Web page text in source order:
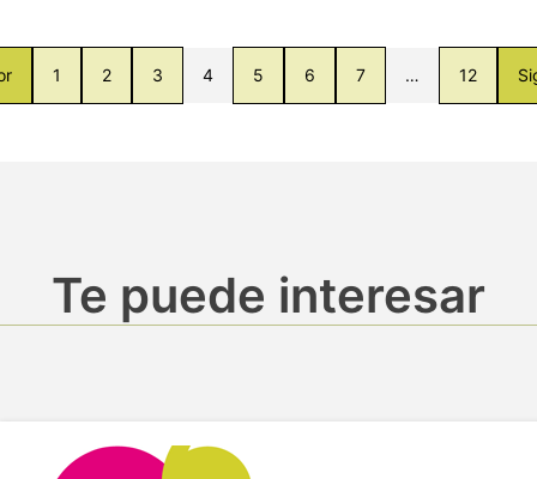
1 2 3 4 5 6 7 … 12
Te puede interesar